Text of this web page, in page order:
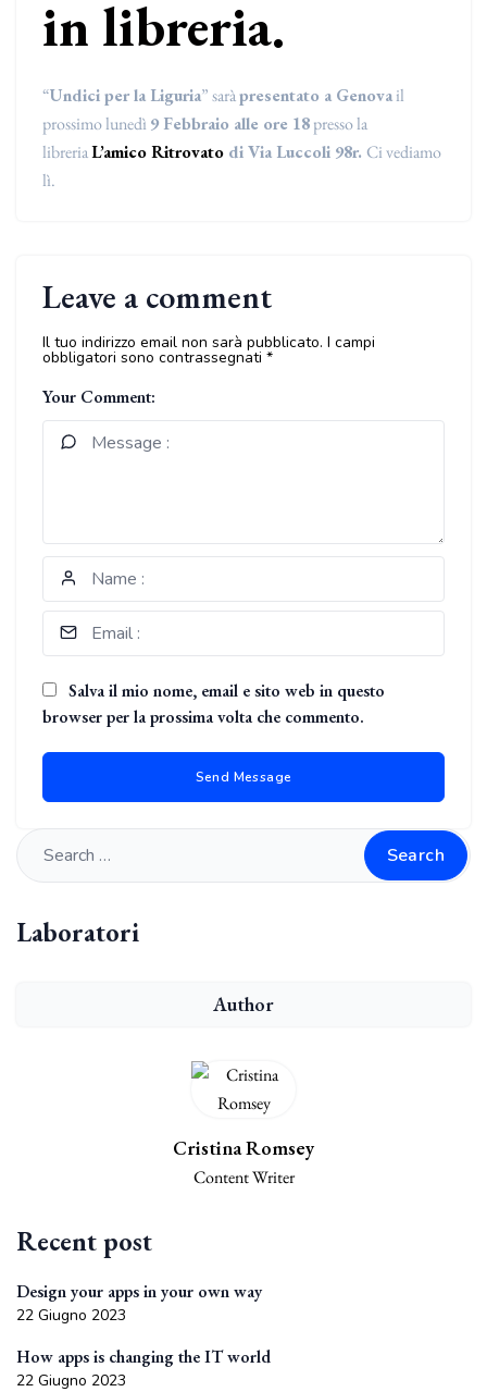
in libreria.
“Undici per la Liguria” saràpresentato a Genovail
prossimo lunedì 9 Febbraio alle ore 18presso la
libreriaL’amico Ritrovato di Via Luccoli 98r. Ci vediamo
lì.
Leave a comment
Il tuo indirizzo email non sarà pubblicato. I campi
obbligatori sono contrassegnati *
Your Comment:
Salva il mio nome, email e sito web in questo
browser per la prossima volta che commento.
Search
Laboratori
Author
Cristina Romsey
Content Writer
Recent post
Design your apps in your own way
22 Giugno 2023
How apps is changing the IT world
22 Giugno 2023